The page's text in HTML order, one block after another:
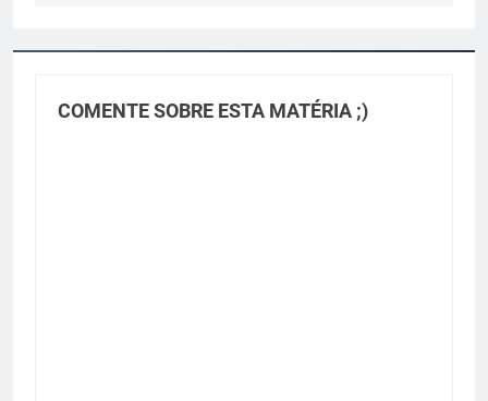
COMENTE SOBRE ESTA MATÉRIA ;)